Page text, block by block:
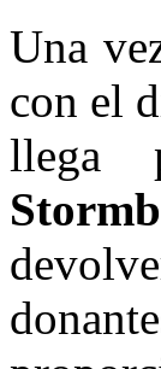
Una
con el
llega